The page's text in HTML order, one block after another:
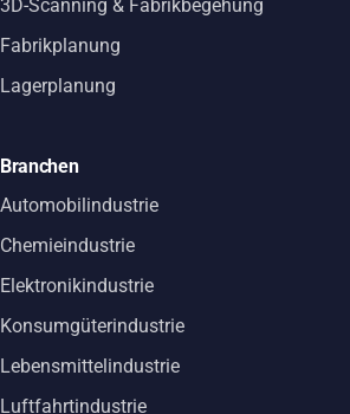
3D-Scanning & Fabrikbegehung
Fabrikplanung
Lagerplanung
Branchen
Automobilindustrie
Chemieindustrie
Elektronikindustrie
Konsumgüterindustrie
Lebensmittelindustrie
Luftfahrtindustrie